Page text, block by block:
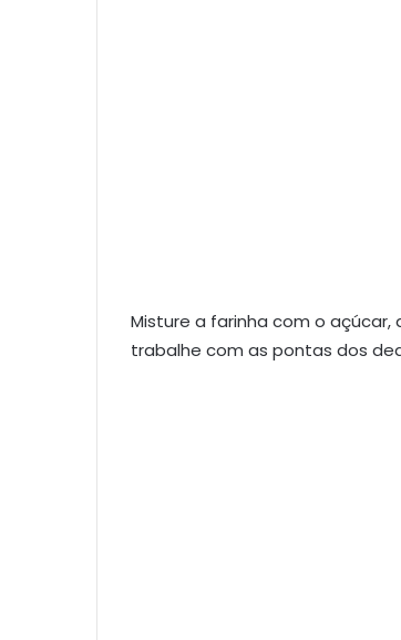
Misture a farinha com o
trabalhe com as pontas dos